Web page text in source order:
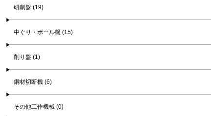
研削盤 (19)
中ぐり・ボール盤 (15)
削り盤 (1)
鋼材切断機 (6)
その他工作機械 (0)